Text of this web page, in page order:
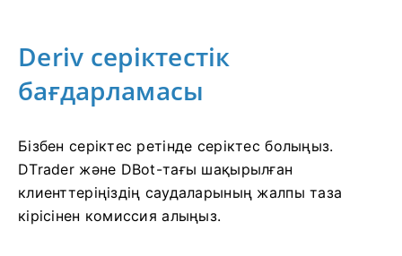
Deriv серіктестік
бағдарламасы
Бізбен серіктес ретінде серіктес болыңыз.
DTrader және DBot-тағы шақырылған
клиенттеріңіздің саудаларының жалпы таза
кірісінен комиссия алыңыз.